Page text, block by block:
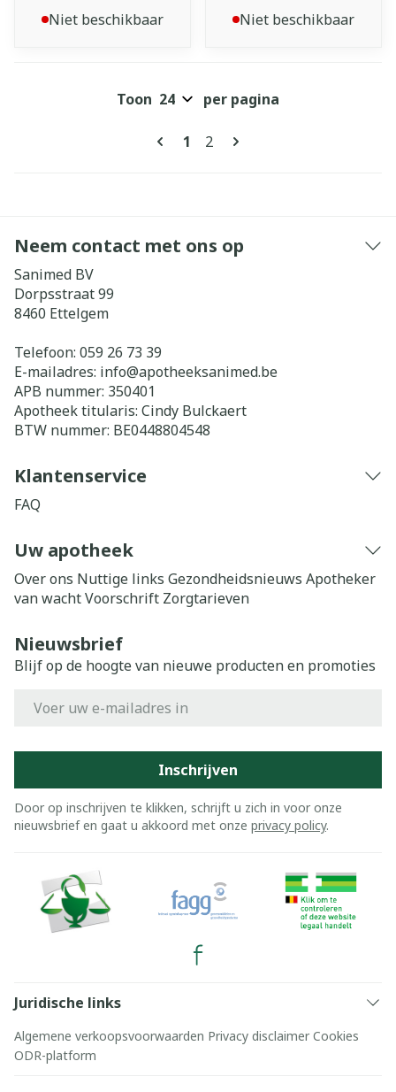
Niet beschikbaar Niet beschikbaar
Pagina's
U lees momenteel pagina
1 Pagina
2
Toon per pagina
Neem contact met ons op
Sanimed BV
Dorpsstraat 99
8460 Ettelgem
Telefoon: 059 26 73 39
E-mailadres: info@apotheeksanimed.be
APB nummer: 350401
Apotheek titularis: Cindy Bulckaert
BTW nummer: BE0448804548
Klantenservice
FAQ
Uw apotheek
Over ons Nuttige links Gezondheidsnieuws Apotheker
van wachtVoorschrift Zorgtarieven
Nieuwsbrief
Blijf op de hoogte van nieuwe producten en promoties
Inschrijven
Door op inschrijven te klikken, schrijft u zich in voor onze
nieuwsbrief en gaat u akkoord met onze privacy policy.
Juridische links
Algemene verkoopsvoorwaarden Privacy disclaimer Cookies
ODR-platform